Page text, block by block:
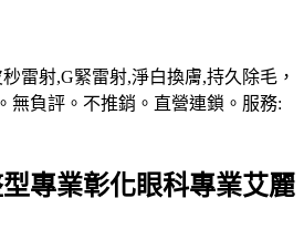
雷射,G緊雷射,淨白換膚,持久除毛，
無負評。不推銷。直營連鎖。服務:
專業彰化眼科專業艾麗